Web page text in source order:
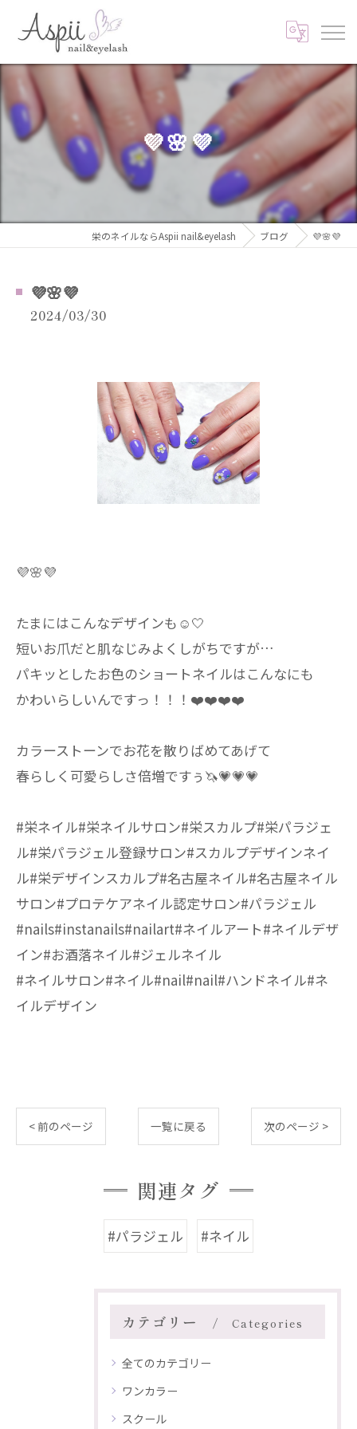
💜🌸💜
栄のネイルならAspii nail&eyelash ブログ 💜🌸💜
💜🌸💜
2024/03/30
💜🌸💜
たまにはこんなデザインも☺️🤍
短いお爪だと肌なじみよくしがちですが…
パキッとしたお色のショートネイルはこんなにも
かわいらしいんですっ！！！❤️❤️❤️❤️
カラーストーンでお花を散りばめてあげて
春らしく可愛らしさ倍増ですぅ🦄💗💗💗
#栄ネイル#栄ネイルサロン#栄スカルプ#栄パラジェ
ル#栄パラジェル登録サロン#スカルプデザインネイ
ル#栄デザインスカルプ#名古屋ネイル#名古屋ネイル
サロン#プロテケアネイル認定サロン#パラジェル
#nails#instanails#nailart#ネイルアート#ネイルデザ
イン#お酒落ネイル#ジェルネイル
#ネイルサロン#ネイル#nail#nail#ハンドネイル#ネ
イルデザイン
< 前のページ 一覧に戻る 次のページ >
関連タグ
#パラジェル #ネイル
カテゴリー Categories
全てのカテゴリー
ワンカラー
スクール